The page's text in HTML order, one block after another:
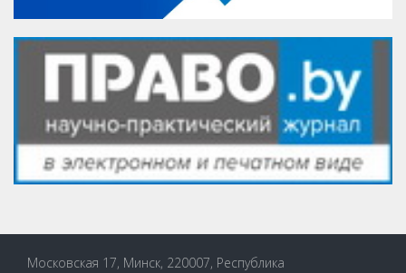
Московская 17, Минск, 220007, Республика